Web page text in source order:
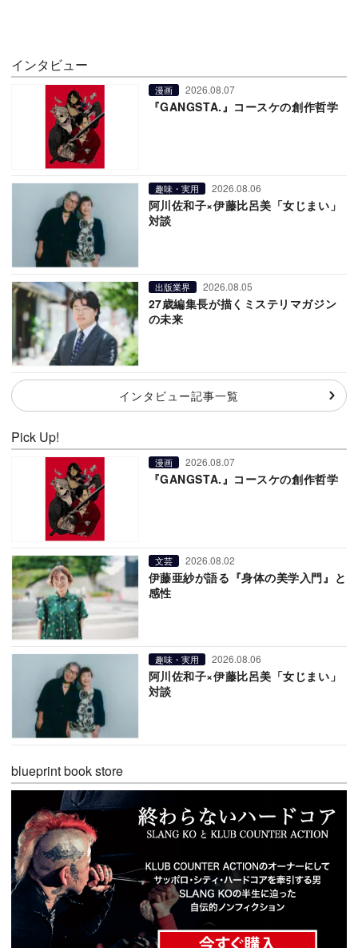
インタビュー
漫画 2026.08.07
『GANGSTA.』コースケの創作哲学
趣味・実用 2026.08.06
阿川佐和子×伊藤比呂美「女じまい」
対談
出版業界 2026.08.05
27歳編集長が描くミステリマガジン
の未来
インタビュー記事一覧
Pick Up!
漫画 2026.08.07
『GANGSTA.』コースケの創作哲学
文芸 2026.08.02
伊藤亜紗が語る『身体の美学入門』と
感性
趣味・実用 2026.08.06
阿川佐和子×伊藤比呂美「女じまい」
対談
blueprint book store